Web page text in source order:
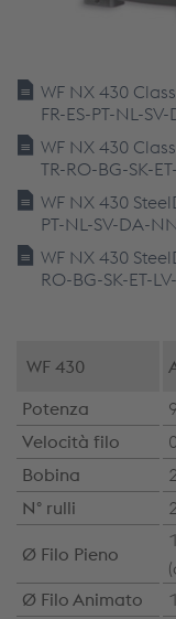
WF NX 430
FR-ES-PT-NL-
WF NX 430
TR-RO-BG-SK-
WF NX 430
PT-NL-SV-DA-
WF NX 430
RO-BG-SK-ET-
WF 430
Potenza
Velocità filo
Bobina
N° rulli
Ø Filo Pieno
Ø Filo Animato